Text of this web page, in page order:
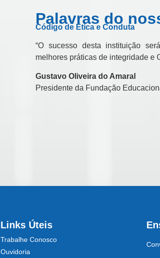
Palavras do
Código de Ética e Conduta
“O sucesso desta instituição
melhores práticas de integridade e
Gustavo Oliveira do Amaral
Presidente da Fundação
Links Úteis
Trabalhe Conosco
Ouvidoria